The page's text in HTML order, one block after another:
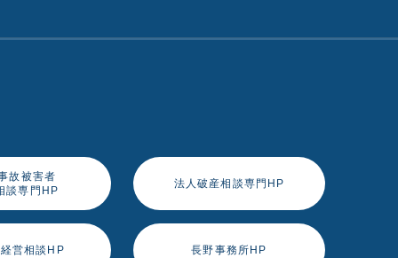
故被害者
談専門HP
法人破産相談専門HP
営相談HP 長野事務所HP